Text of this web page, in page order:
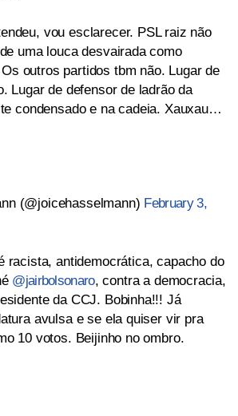
vou esclarecer. PSL raiz não
uma louca desvairada como
outros partidos tbm não. Lugar de
Lugar de defensor de ladrão da
condensado e na cadeia. Xauxau…
(@joicehasselmann) February 3,
racista, antidemocrática, capacho do
@jairbolsonaro, contra a democracia,
da CCJ. Bobinha!!! Já
avulsa e se ela quiser vir pra
10 votos. Beijinho no ombro.